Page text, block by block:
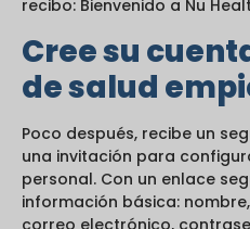
recibo: Bienvenido a Nu
Cree su
de salud
Poco después, recibe un
una invitación para
personal. Con un enlace
información básica:
correo electrónico,